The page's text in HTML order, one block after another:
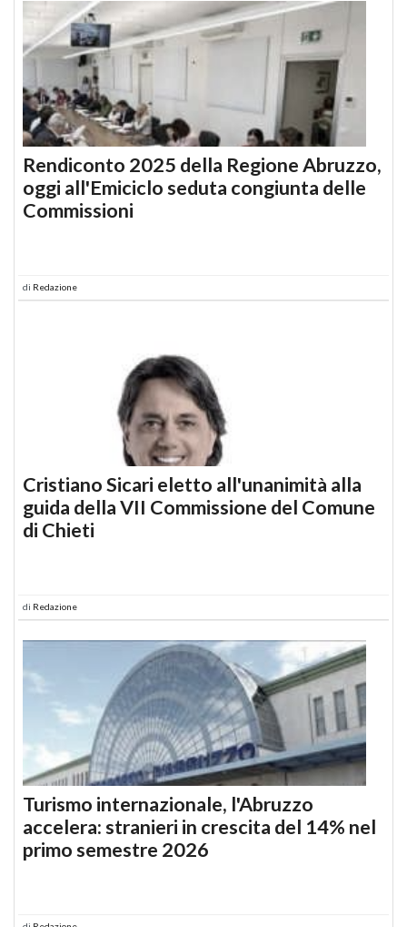
Rendiconto 2025 della Regione Abruzzo,
oggi all'Emiciclo seduta congiunta delle
Commissioni
di Redazione
Cristiano Sicari eletto all'unanimità alla
guida della VII Commissione del Comune
di Chieti
di Redazione
Turismo internazionale, l'Abruzzo
accelera: stranieri in crescita del 14% nel
primo semestre 2026